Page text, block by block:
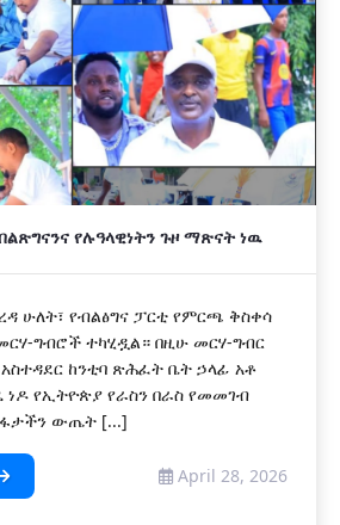
የሉዓላዊነትን ጉዞ ማጽናት ነዉ
ሁለት፣ የብልፅግና ፓርቲ የምርጫ ቅስቀሳ
ግብሮች ተካሂዷል። በዚሁ መርሃ-ግብር
ከንቲባ ጽሕፈት ቤት ኃላፊ አቶ
ነዶ የኢትዮጵያ የራስን በራስ የመመገብ
ውጤት [...]
April 28, 2026